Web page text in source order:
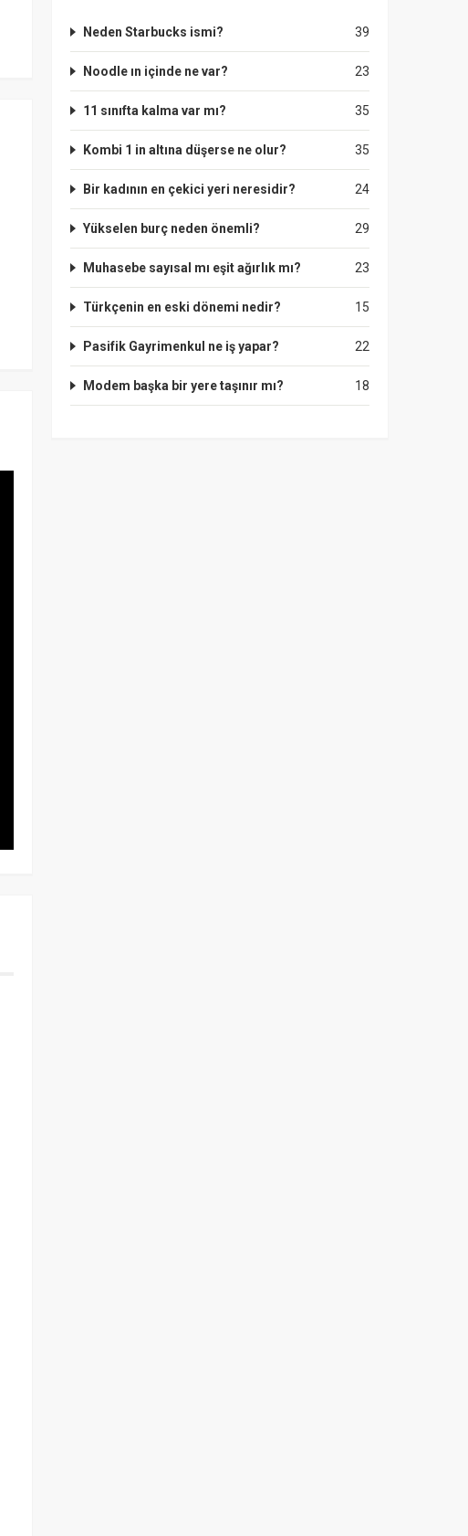
39
Neden Starbucks ismi?
23
Noodle ın içinde ne var?
35
11 sınıfta kalma var mı?
35
Kombi 1 in altına düşerse ne olur?
24
Bir kadının en çekici yeri neresidir?
29
Yükselen burç neden önemli?
23
Muhasebe sayısal mı eşit ağırlık mı?
15
Türkçenin en eski dönemi nedir?
22
Pasifik Gayrimenkul ne iş yapar?
18
Modem başka bir yere taşınır mı?